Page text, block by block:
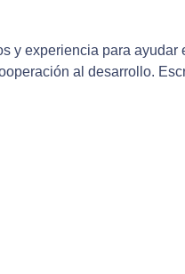
y experiencia para ayudar
al desarrollo.